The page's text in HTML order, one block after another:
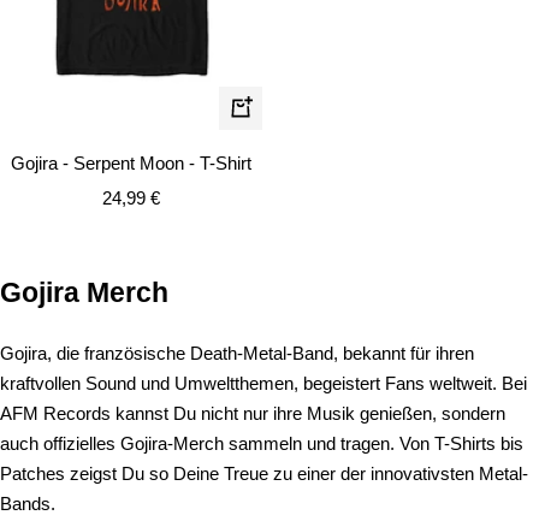
Schnellansicht
Gojira - Serpent Moon - T-Shirt
Angebotspreis
24,99 €
Gojira Merch
Gojira, die französische Death-Metal-Band, bekannt für ihren
kraftvollen Sound und Umweltthemen, begeistert Fans weltweit. Bei
AFM Records kannst Du nicht nur ihre Musik genießen, sondern
auch offizielles Gojira-Merch sammeln und tragen. Von T-Shirts bis
Patches zeigst Du so Deine Treue zu einer der innovativsten Metal-
Bands.